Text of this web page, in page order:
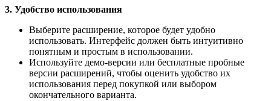
3. Удобство использования
Выберите расширение, которое будет удобно
использовать. Интерфейс должен быть интуитивно
понятным и простым в использовании.
Используйте демо-версии или бесплатные пробные
версии расширений, чтобы оценить удобство их
использования перед покупкой или выбором
окончательного варианта.